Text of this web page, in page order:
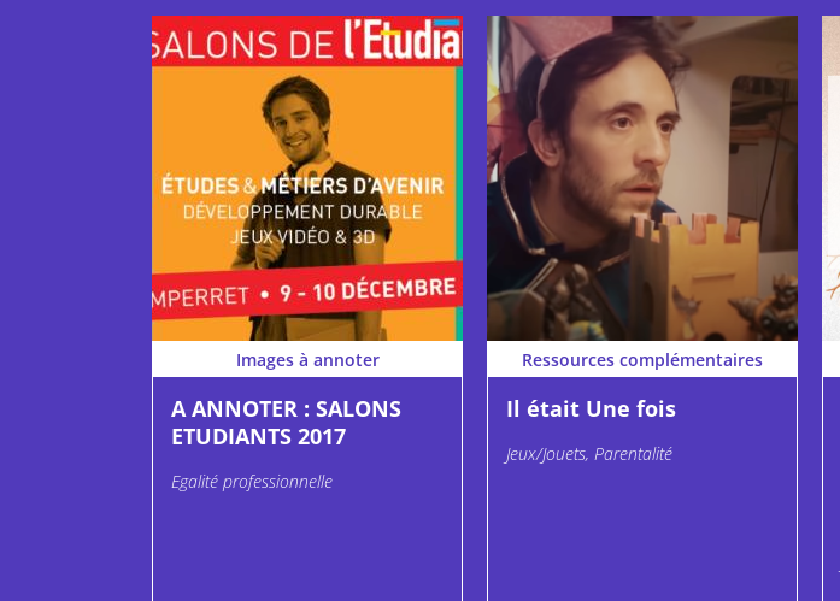
Images à annoter
A ANNOTER : SALONS
ETUDIANTS 2017
Egalité professionnelle
Ressources complémentaires
Il était Une fois
Jeux/Jouets, Parentalité